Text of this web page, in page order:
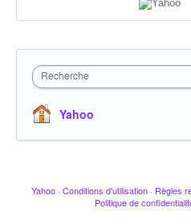
Recherche
Yahoo
Yahoo · Conditions d'utilisation · Règles
Politique de